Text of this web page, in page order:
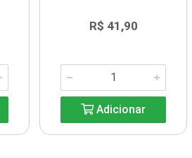
R$ 41,90
Adicionar